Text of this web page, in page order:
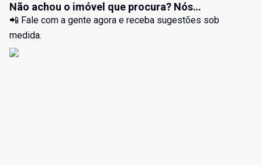
Não achou o imóvel que procura? Nós
encontramos para você.
📲 Fale com a gente agora e receba sugestões sob
medida.